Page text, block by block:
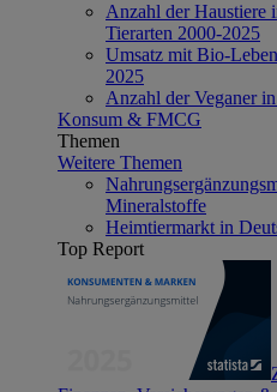
Anzahl der Haustiere
Tierarten 2000-2025
Umsatz mit Bio-
2025
Anzahl der Veganer
Konsum & FMCG
Themen
Weitere Themen
Mineralstoffe
Heimtiermarkt in
Top Report